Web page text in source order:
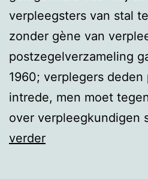
verpleegsters van stal
zonder gène van
postzegelverzameling
1960; verplegers
intrede, men moet
over verpleegkundigen
verderDag